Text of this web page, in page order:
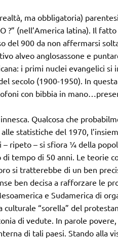
ma obbligatoria)
?” (nell’America latina). Il
del 900 da non affermarsi
alveo anglosassone e
i primi nuclei evangelici si
secolo (1900-1950). In
con bibbia in
Qualcosa che
statistiche del 1970,
ripeto – si sfiora ¼ della
di tempo di 50 anni. Le teorie
si tratterebbe di un ben
ben decisa a rafforzare le
e Sudamerica di
“sorella” del
di vedute. In parole
di tali paesi. Stando alla